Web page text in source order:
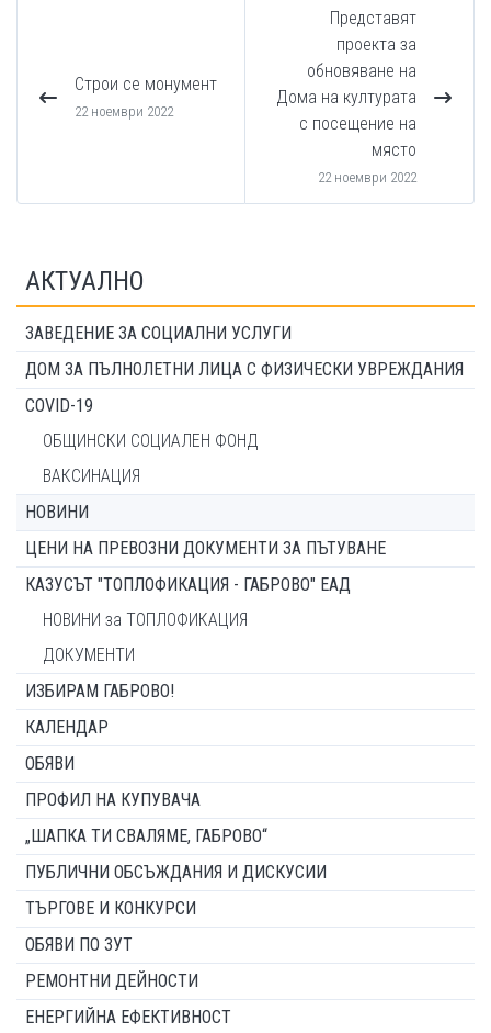
Строи се монумент
22 ноември 2022
Представят
проекта за
обновяване на
Дома на културата
с посещение на
място
22 ноември 2022
АКТУАЛНО
ЗАВЕДЕНИЕ ЗА СОЦИАЛНИ УСЛУГИ
ДОМ ЗА ПЪЛНОЛЕТНИ ЛИЦА С ФИЗИЧЕСКИ УВРЕЖДАНИЯ
COVID-19
ОБЩИНСКИ СОЦИАЛЕН ФОНД
ВАКСИНАЦИЯ
НОВИНИ
ЦЕНИ НА ПРЕВОЗНИ ДОКУМЕНТИ ЗА ПЪТУВАНЕ
КАЗУСЪТ "ТОПЛОФИКАЦИЯ - ГАБРОВО" ЕАД
НОВИНИ за ТОПЛОФИКАЦИЯ
ДОКУМЕНТИ
ИЗБИРАМ ГАБРОВО!
КАЛЕНДАР
ОБЯВИ
ПРОФИЛ НА КУПУВАЧА
„ШАПКА ТИ СВАЛЯМЕ, ГАБРОВО“
ПУБЛИЧНИ ОБСЪЖДАНИЯ И ДИСКУСИИ
ТЪРГОВЕ И КОНКУРСИ
ОБЯВИ ПО ЗУТ
РЕМОНТНИ ДЕЙНОСТИ
ЕНЕРГИЙНА ЕФЕКТИВНОСТ